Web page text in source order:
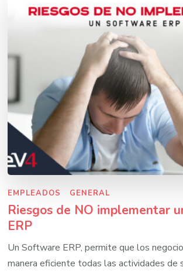
EMPLEADOS GENERAL
Riesgos de NO implementar
ERP
Un Software ERP, permite que los
manera eficiente todas las actividades de